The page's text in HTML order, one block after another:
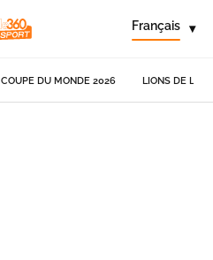
Français ▾
COUPE DU MONDE 2026 LIONS DE